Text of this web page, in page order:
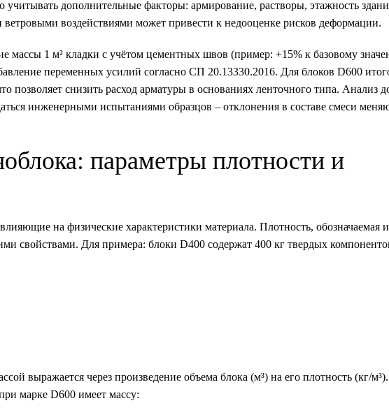
дополнительные факторы: армирование, растворы, этажность
воздействиями может привести к недооценке рисков деформации.
массы 1 м² кладки с учётом цементных швов (пример: +15% к базовому
переменных усилий согласно СП 20.13330.2016. Для блоков D600
позволяет снизить расход арматуры в основаниях ленточного типа. Анализ
инженерными испытаниями образцов – отклонения в составе смеси
параметры плотности и
на физические характеристики материала. Плотность, обозначаемая
свойствами. Для примера: блоки D400 содержат 400 кг твердых
выражается через произведение объема блока (м³) на его плотность (кг/
марке D600 имеет массу: